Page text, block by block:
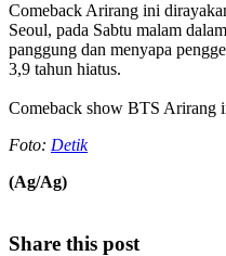
Comeback Arirang ini
Seoul, pada Sabtu malam
panggung dan menyapa
3,9 tahun hiatus.
Comeback show BTS Arirang
Foto: Detik
(Ag/Ag)
Share this post